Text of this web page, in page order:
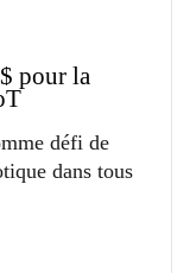
pour la
défi de
dans tous